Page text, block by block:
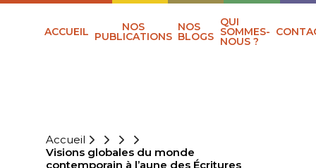
ACCUEIL NOS
PUBLICATIONS
NOS
BLOGS
QUI
SOMMES-
NOUS ?
Accueil
Visions globales du monde
contemporain à l’aune des Écritures